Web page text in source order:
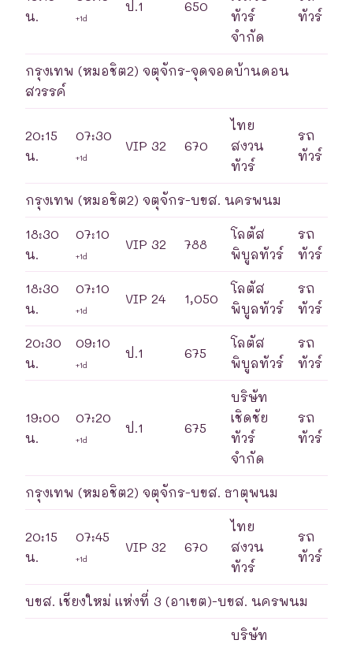
น.
+1d
ป.1 650
ทัวร์
จำกัด
ทัวร์
กรุงเทพ (หมอชิต2) จตุจักร-จุดจอดบ้านดอน
สวรรค์
20:15
น.
07:30
+1d
VIP 32 670
ไทย
สงวน
ทัวร์
รถ
ทัวร์
กรุงเทพ (หมอชิต2) จตุจักร-บขส. นครพนม
18:30
น.
07:10
+1d
VIP 32 788
โลตัส
พิบูลทัวร์
รถ
ทัวร์
18:30
น.
07:10
+1d
VIP 24 1,050
โลตัส
พิบูลทัวร์
รถ
ทัวร์
20:30
น.
09:10
+1d
ป.1 675
โลตัส
พิบูลทัวร์
รถ
ทัวร์
19:00
น.
07:20
+1d
ป.1 675
บริษัท
เชิดชัย
ทัวร์
จำกัด
รถ
ทัวร์
กรุงเทพ (หมอชิต2) จตุจักร-บขส. ธาตุพนม
20:15
น.
07:45
+1d
VIP 32 670
ไทย
สงวน
ทัวร์
รถ
ทัวร์
บขส. เชียงใหม่ แห่งที่ 3 (อาเขต)-บขส. นครพนม
บริษัท